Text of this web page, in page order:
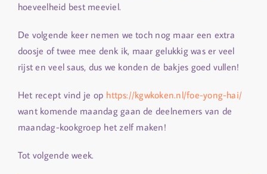
hoeveelheid best meeviel.
De volgende keer nemen we toch nog maar een extra
doosje of twee mee denk ik, maar gelukkig was er veel
rijst en veel saus, dus we konden de bakjes goed vullen!
Het recept vind je op https://kgwkoken.nl/foe-yong-hai/
want komende maandag gaan de deelnemers van de
maandag-kookgroep het zelf maken!
Tot volgende week.